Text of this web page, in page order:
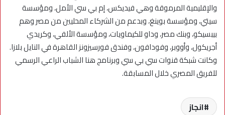
والإقليمية المرموقة وهي فيديكس، إم بي سي الأمل، ومؤسسة
سيتي، ومؤسسة بوينغ، وبدعم من الشركاء المحليين من مصر وهم
بيبسيكو، وبنك مصر، وداو للكيماويات، ومؤسسة الألفي، وكريدي
أجريكول، وأووبر، وفودافون، وفندق فورسيزونز القاهرة في النايل بلازا.
وكانت شبكة قنوات سي بي سي وبرنامج هنا الشباب الراعي الرسمي
للفريق المصري خلال المسابقة.
انجاز